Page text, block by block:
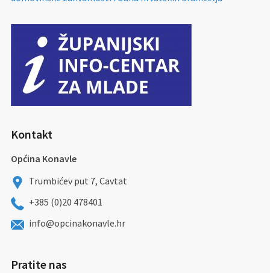
Kontakt
Općina Konavle
Trumbićev put 7, Cavtat
+385 (0)20 478401
info@opcinakonavle.hr
Pratite nas